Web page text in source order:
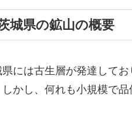
城県の鉱山の概要
には古生層が発達して
かし、何れも小規模で